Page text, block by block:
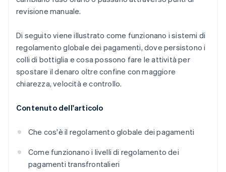
revisione manuale.
Di seguito viene illustrato come funzionano i sistemi di
regolamento globale dei pagamenti, dove persistono i
colli di bottiglia e cosa possono fare le attività per
spostare il denaro oltre confine con maggiore
chiarezza, velocità e controllo.
Contenuto dell'articolo
Che cos'è il regolamento globale dei pagamenti
Come funzionano i livelli di regolamento dei
pagamenti transfrontalieri